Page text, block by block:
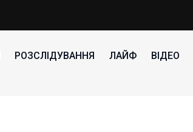
РОЗСЛІДУВАННЯ ЛАЙФ ВІДЕО